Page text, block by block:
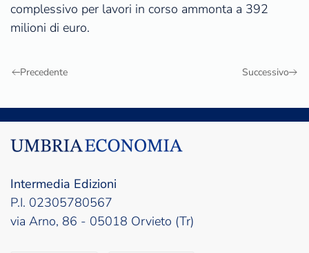
complessivo per lavori in corso ammonta a 392
milioni di euro.
Precedente Successivo
Intermedia Edizioni
P.I. 02305780567
via Arno, 86 - 05018 Orvieto (Tr)